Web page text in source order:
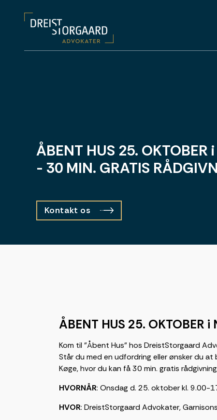
ÅBENT HUS 25. OKTOBER
- 30 MIN. GRATIS
Kontakt os
ÅBENT HUS 25. OKTOBER
Kom til ”Åbent Hus” hos DreistStorgaard
Står du med en udfordring eller ønsker du
Køge, hvor du kan få 30 min. gratis
HVORNÅR: Onsdag d. 25. oktober kl. 9.00-
HVOR: DreistStorgaard Advokater,